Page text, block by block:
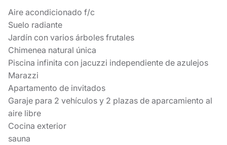
Aire acondicionado f/c
Suelo radiante
Jardín con varios árboles frutales
Chimenea natural única
Piscina infinita con jacuzzi independiente de azulejos
Marazzi
Apartamento de invitados
Garaje para 2 vehículos y 2 plazas de aparcamiento al
aire libre
Cocina exterior
sauna